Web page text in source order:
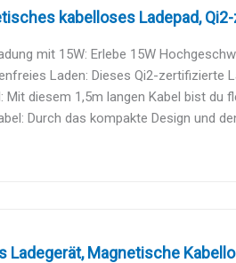
kabelloses Ladepad,
mit 15W: Erlebe 15W
Laden: Dieses Qi2-zertifizierte
Mit diesem 1,5m langen Kabel bist du
Durch das kompakte Design und
Ladegerät, Magnetische